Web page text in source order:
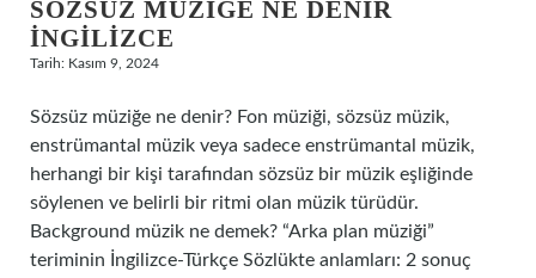
SÖZSÜZ MÜZIĞE NE DENIR
İNGILIZCE
Tarih: Kasım 9, 2024
Sözsüz müziğe ne denir? Fon müziği, sözsüz müzik,
enstrümantal müzik veya sadece enstrümantal müzik,
herhangi bir kişi tarafından sözsüz bir müzik eşliğinde
söylenen ve belirli bir ritmi olan müzik türüdür.
Background müzik ne demek? “Arka plan müziği”
teriminin İngilizce-Türkçe Sözlükte anlamları: 2 sonuç